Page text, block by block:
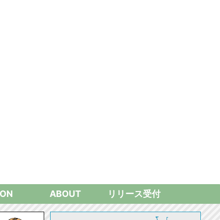
ABOUT リリース受付